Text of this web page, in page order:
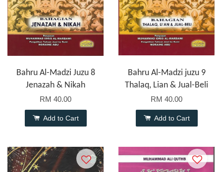
Bahru Al-Madzi Juzu 8
Jenazah & Nikah
RM 40.00
Add to Cart
Bahru Al-Madzi juzu 9
Thalaq, Lian & Jual-Beli
RM 40.00
Add to Cart